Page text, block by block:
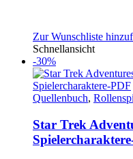
Zur Wunschliste
Schnellansicht
-30%
Quellenbuch,
Star Trek